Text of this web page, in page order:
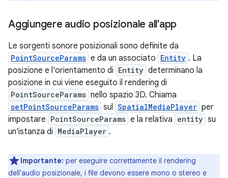
Aggiungere audio posizionale all'app
Le sorgenti sonore posizionali sono definite da
PointSourceParams e da un associato Entity . La
posizione e l'orientamento di Entity determinano la
posizione in cui viene eseguito il rendering di
PointSourceParams nello spazio 3D. Chiama
setPointSourceParams sul SpatialMediaPlayer per
impostare PointSourceParams e la relativa entity su
un'istanza di MediaPlayer .
Importante: per eseguire correttamente il rendering
dell'audio posizionale, i file devono essere mono o stereo e